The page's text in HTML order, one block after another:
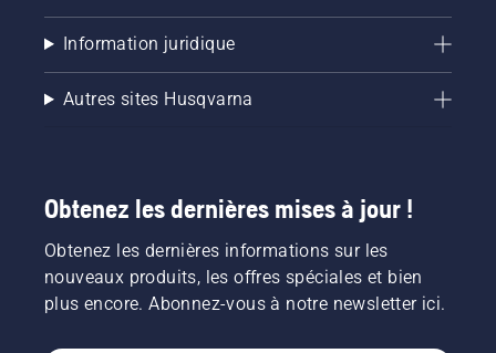
Information juridique
Autres sites Husqvarna
Obtenez les dernières mises à jour !
Obtenez les dernières informations sur les
nouveaux produits, les offres spéciales et bien
plus encore. Abonnez-vous à notre newsletter ici.